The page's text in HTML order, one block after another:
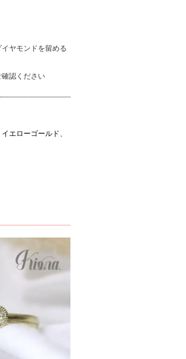
ヤモンドを留める
認ください
エローゴールド、